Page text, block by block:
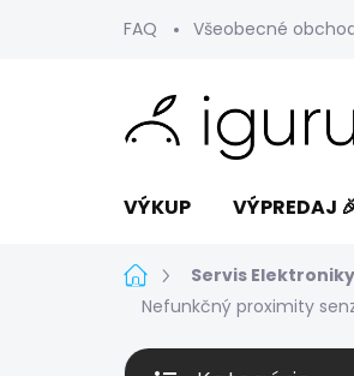
FAQ Všeobecné
VÝKUP VÝPREDAJ
DomovServis Elektroniky
Nefunkčný proximity
B